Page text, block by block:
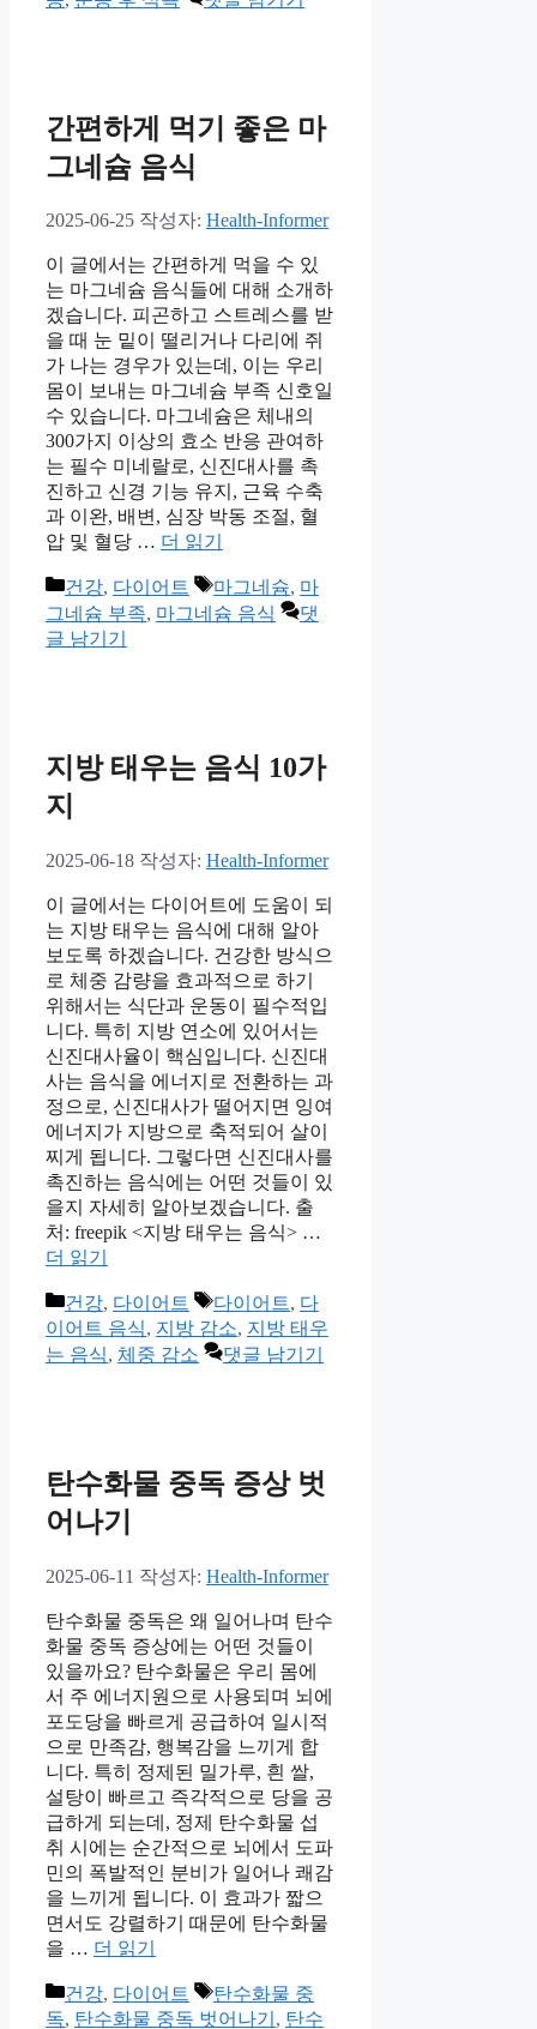
간편하게 먹기 좋은 마
그네슘 음식
2025-06-25 작성자: Health-Informer
이 글에서는 간편하게 먹을 수 있
는 마그네슘 음식들에 대해 소개하
겠습니다. 피곤하고 스트레스를 받
을 때 눈 밑이 떨리거나 다리에 쥐
가 나는 경우가 있는데, 이는 우리
몸이 보내는 마그네슘 부족 신호일
수 있습니다. 마그네슘은 체내의
300가지 이상의 효소 반응 관여하
는 필수 미네랄로, 신진대사를 촉
진하고 신경 기능 유지, 근육 수축
과 이완, 배변, 심장 박동 조절, 혈
압 및 혈당 … 더 읽기
카
테
고
건강, 다이어트
태
그
마그네슘, 마
그네슘 부족, 마그네슘 음식
댓
글 남기기
지방 태우는 음식 10가
지
2025-06-18 작성자: Health-Informer
이 글에서는 다이어트에 도움이 되
는 지방 태우는 음식에 대해 알아
보도록 하겠습니다. 건강한 방식으
로 체중 감량을 효과적으로 하기
위해서는 식단과 운동이 필수적입
니다. 특히 지방 연소에 있어서는
신진대사율이 핵심입니다. 신진대
사는 음식을 에너지로 전환하는 과
정으로, 신진대사가 떨어지면 잉여
에너지가 지방으로 축적되어 살이
찌게 됩니다. 그렇다면 신진대사를
촉진하는 음식에는 어떤 것들이 있
을지 자세히 알아보겠습니다. 출
처: freepik <지방 태우는 음식> …
더 읽기
카
테
고
건강, 다이어트
태
그
다이어트, 다
이어트 음식, 지방 감소, 지방 태우
는 음식, 체중 감소 댓글 남기기
탄수화물 중독 증상 벗
어나기
2025-06-11 작성자: Health-Informer
탄수화물 중독은 왜 일어나며 탄수
화물 중독 증상에는 어떤 것들이
있을까요? 탄수화물은 우리 몸에
서 주 에너지원으로 사용되며 뇌에
포도당을 빠르게 공급하여 일시적
으로 만족감, 행복감을 느끼게 합
니다. 특히 정제된 밀가루, 흰 쌀,
설탕이 빠르고 즉각적으로 당을 공
급하게 되는데, 정제 탄수화물 섭
취 시에는 순간적으로 뇌에서 도파
민의 폭발적인 분비가 일어나 쾌감
을 느끼게 됩니다. 이 효과가 짧으
면서도 강렬하기 때문에 탄수화물
을 … 더 읽기
카
테
건강, 다이어트
태
그
탄수화물 중
독, 탄수화물 중독 벗어나기 , 탄수